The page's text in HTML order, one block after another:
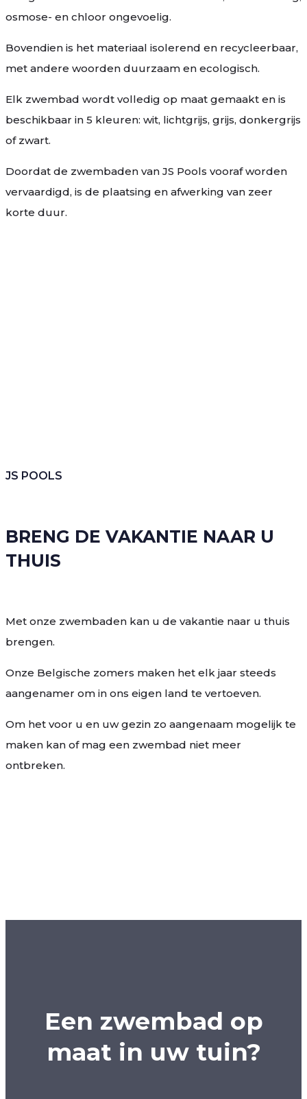
osmose- en chloor ongevoelig.
Bovendien is het materiaal isolerend en recycleerbaar,
met andere woorden duurzaam en ecologisch.
Elk zwembad wordt volledig op maat gemaakt en is
beschikbaar in 5 kleuren: wit, lichtgrijs, grijs, donkergrijs
of zwart.
Doordat de zwembaden van JS Pools vooraf worden
vervaardigd, is de plaatsing en afwerking van zeer
korte duur.
JS POOLS
BRENG DE VAKANTIE NAAR U
THUIS
Met onze zwembaden kan u de vakantie naar u thuis
brengen.
Onze Belgische zomers maken het elk jaar steeds
aangenamer om in ons eigen land te vertoeven.
Om het voor u en uw gezin zo aangenaam mogelijk te
maken kan of mag een zwembad niet meer
ontbreken.
Een zwembad op
maat in uw tuin?